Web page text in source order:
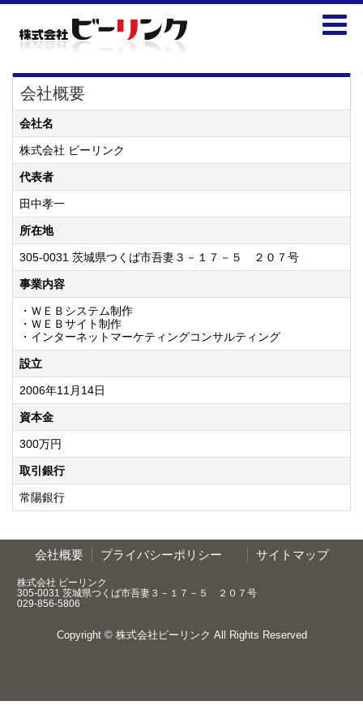
会社概要
会社名
株式会社 ビーリンク
代表者
田中孝一
所在地
305-0031 茨城県つくば市吾妻３－１７－５ ２０７号
事業内容
・ＷＥＢシステム制作
・ＷＥＢサイト制作
・インターネットマーケティングコンサルティング
設立
2006年11月14日
資本金
300万円
取引銀行
常陽銀行
会社概要 プライバシーポリシー サイトマップ
株式会社 ビーリンク
305-0031 茨城県つくば市吾妻３－１７－５ ２０７号
029-856-5806
Copyright © 株式会社ビーリンク All Rights Reserved